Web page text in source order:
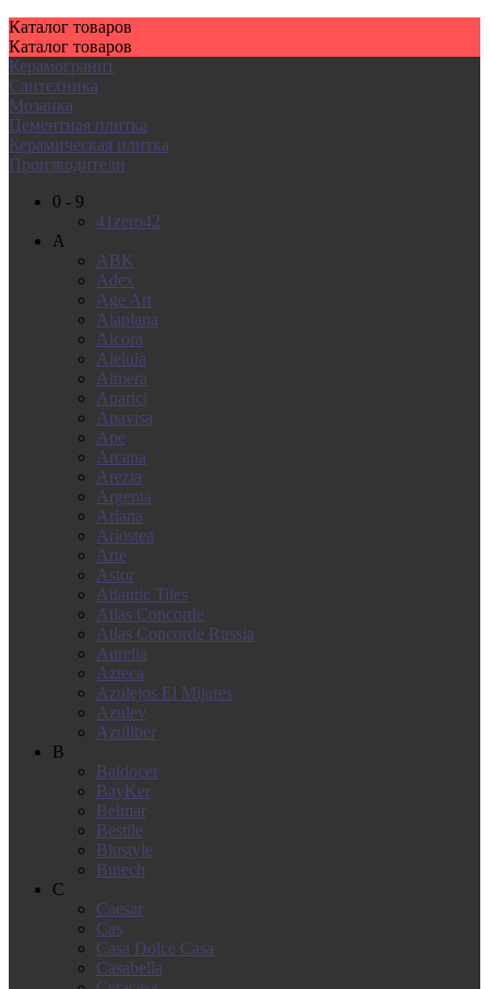
Каталог товаров
Каталог товаров
Керамогранит
Сантехника
Мозаика
Цементная плитка
Керамическая плитка
Производители
0 - 9
41zero42
A
ABK
Adex
Age Art
Alaplana
Alcora
Aleluia
Almera
Aparici
Apavisa
Ape
Arcana
Arezia
Argenta
Ariana
Ariostea
Arte
Astor
Atlantic Tiles
Atlas Concorde
Atlas Concorde Russia
Aurelia
Azteca
Azulejos El Mijares
Azulev
Azuliber
B
Baldocer
BayKer
Belmar
Bestile
Blustyle
Butech
C
Caesar
Cas
Casa Dolce Casa
Casabella